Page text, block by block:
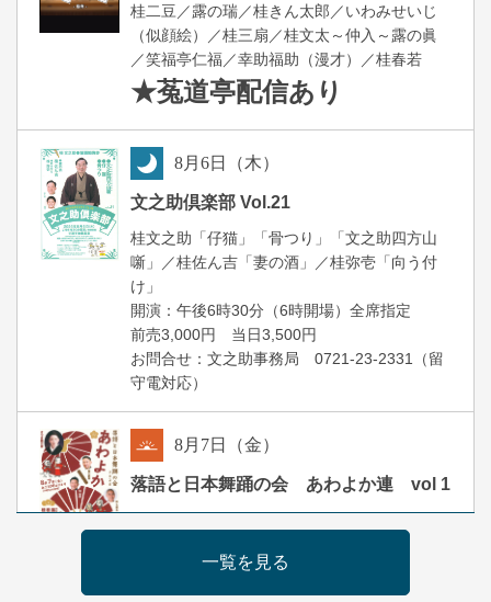
桂二豆／露の瑞／桂きん太郎／いわみせいじ
（似顔絵）／桂三扇／桂文太～仲入～露の眞
／笑福亭仁福／幸助福助（漫才）／桂春若
★菟道亭配信あり
8月6日（木）
文之助倶楽部 Vol.21
桂文之助「仔猫」「骨つり」「文之助四方山
噺」／桂佐ん吉「妻の酒」／桂弥壱「向う付
け」
開演：午後6時30分（6時開場）全席指定
前売3,000円 当日3,500円
お問合せ：文之助事務局 0721-23-2331（留
守電対応）
8月 7日（金）
落語と日本舞踊の会 あわよか連 vol 1
開演：午前10時（9時30分開場）
前売2,500円 当日3,000円
一覧を見る